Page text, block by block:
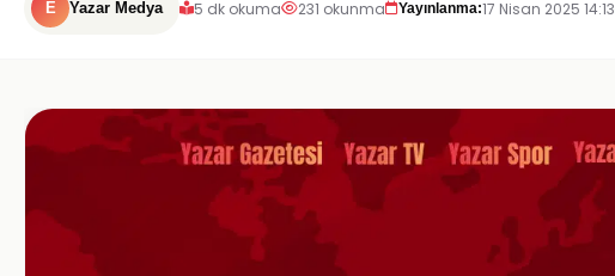
E Yazar Medya 5 dk okuma 231 okunma Yayınlanma:17 Nisan 2025 14:13